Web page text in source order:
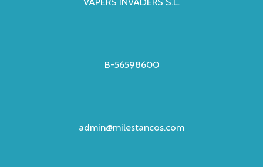
B-56598600
admin@milestancos.com